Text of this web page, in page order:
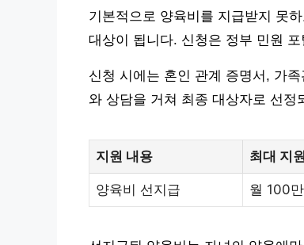
기본적으로 양육비를 지급받지 못
대상이 됩니다. 신청은 정부 민원
신청 시에는 혼인 관계 증명서, 가
와 상담을 거쳐 최종 대상자로 선
지원 내용 최대 지
양육비 선지급 월 100